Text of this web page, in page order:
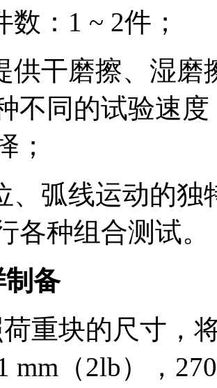
：1 ~ 2件；
干磨擦、湿磨
不同的试验速
；
弧线运动的独
各种组合测试。
制备
重块的尺寸，
mm（2lb），